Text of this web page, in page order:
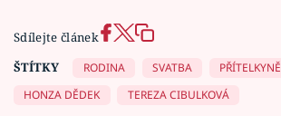
Sdílejte článek
ŠTÍTKY
RODINA SVATBA
PŘÍTELKYNĚ
HONZA DĚDEK
TEREZA CIBULKOVÁ